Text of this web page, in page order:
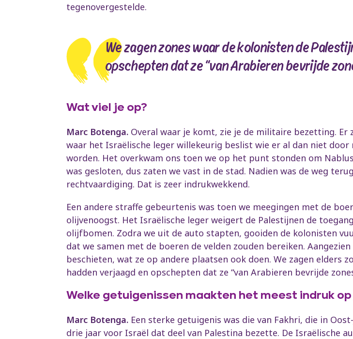
tegenovergestelde.
We zagen zones waar de kolonisten de
opschepten dat ze “van Arabieren bevrijde
Wat viel je op?
Marc Botenga. Overal waar je komt, zie je de militaire bezetting.
waar het Israëlische leger willekeurig beslist wie er al dan niet
worden. Het overkwam ons toen we op het punt stonden om
was gesloten, dus zaten we vast in de stad. Nadien was de weg
rechtvaardiging. Dat is zeer indrukwekkend.
Een andere straffe gebeurtenis was toen we meegingen met de
olijvenoogst. Het Israëlische leger weigert de Palestijnen de
olijfbomen. Zodra we uit de auto stapten, gooiden de kolonisten
dat we samen met de boeren de velden zouden bereiken.
beschieten, wat ze op andere plaatsen ook doen. We zagen elders
hadden verjaagd en opschepten dat ze “van Arabieren bevrijde
Welke getuigenissen maakten het meest indruk op
Marc Botenga. Een sterke getuigenis was die van Fakhri, die in
drie jaar voor Israël dat deel van Palestina bezette. De Israëlische